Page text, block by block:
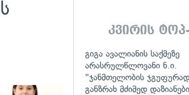
კვირის
გიგა ავალიანის საქმეზე
არასრულწლოვანი ნ.ი.
"ჯანმთელობის
განზრახ მძიმედ